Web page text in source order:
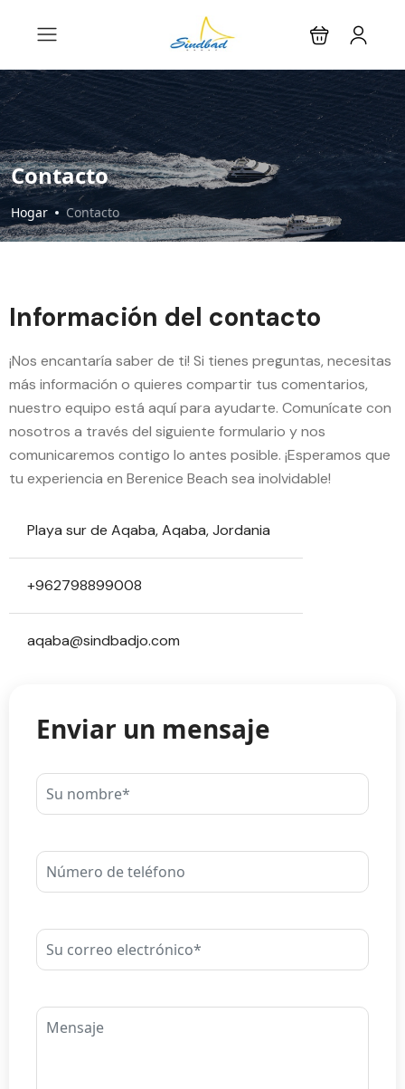
Contacto
Hogar Contacto
Información del contacto
¡Nos encantaría saber de ti! Si tienes preguntas, necesitas
más información o quieres compartir tus comentarios,
nuestro equipo está aquí para ayudarte. Comunícate con
nosotros a través del siguiente formulario y nos
comunicaremos contigo lo antes posible. ¡Esperamos que
tu experiencia en Berenice Beach sea inolvidable!
Playa sur de Aqaba, Aqaba, Jordania
+962798899008
aqaba@sindbadjo.com
Enviar un mensaje